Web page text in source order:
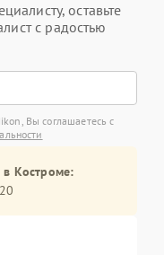
оставьте
с радостью
Вы соглашаетесь с
в Костроме: